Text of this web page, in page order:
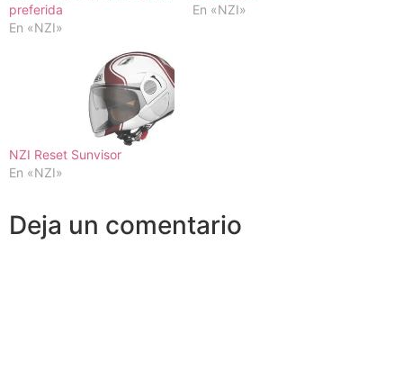
preferida
En «NZI»
En «NZI»
NZI Reset Sunvisor
En «NZI»
Deja un comentario